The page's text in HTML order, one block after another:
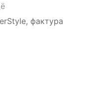
фактура